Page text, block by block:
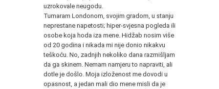
uzrokovale neugodu.
Tumaram Londonom, svojim gradom, u stanju
neprestane napetosti; hiper-svjesna pogleda ili
osobe koja hoda iza mene. Hidžab nosim više
od 20 godina i nikada mi nije donio nikakvu
teškoću. No, zadnjih nekoliko dana razmišljam
da ga skinem. Nemam namjeru to napraviti, ali
dotle je došlo. Moja izloženost me dovodi u
opasnost, a jedan mali dio mene misli da je